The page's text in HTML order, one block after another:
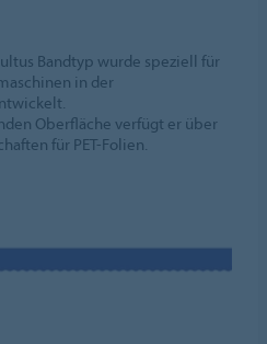
Bandtyp wurde speziell für
in der
Oberfläche verfügt er über
für PET-Folien.